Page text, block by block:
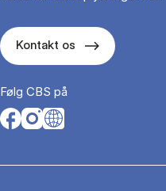
Kontakt os
Følg CBS på
Opens in a new tab
Opens in a new tab
Opens in a new tab